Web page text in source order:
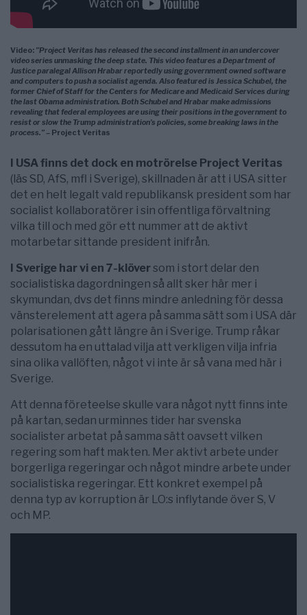
Video: ”Project Veritas has released the second installment in an undercover
video series unmasking the deep state. This video features a Department of
Justice paralegal Allison Hrabar reportedly using government owned software
and computers to push a socialist agenda. Also featured is Jessica Schubel, the
former Chief of Staff for the Centers for Medicare and Medicaid Services during
the last Obama administration. Both Schubel and Hrabar make admissions
revealing that federal employees are using their positions in the government to
resist or slow the Trump administration’s policies, some breaking laws in the
process.” – Project Veritas
I USA finns det dock en motrörelse Project Veritas
(läs SD, AfS, mfl i Sverige), skillnaden är att i USA sitter
det en helt legalt vald republikansk president som har
socialist kollaboratörer i sin offentliga förvaltning
vilka till och med gör ett nummer att de aktivt
motarbetar sittande president inifrån.
I Sverige har vi en 7-klöversom i stort delar den
socialistiska dagordningen så allt sker här mer i
skymundan, dvs det finns mindre anledning för dessa
vänsterelement att agera på samma sätt som i USA där
polarisationen gått längre än i Sverige. Trump råkar
dessutom ha en uttalad vilja att verkligen vilja infria
sina olika vallöften, något vi inte är så vana med här i
Sverige.
Att denna företeelse skulle vara något nytt finns inte
på kartan, sedan urminnes tider har svenska
socialister arbetat på samma sätt oavsett vilken
regering som haft makten. Mer aktivt arbete under
borgerliga regeringar och något mindre arbete under
socialistiska regeringar. Ett konkret exempel på
denna typ av korruption är LO:s inflytande över S, V
och MP.